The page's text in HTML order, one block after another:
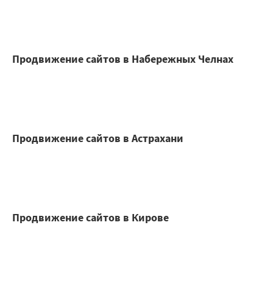
Продвижение сайтов в Набережных Челнах
Продвижение сайтов в Астрахани
Продвижение сайтов в Кирове